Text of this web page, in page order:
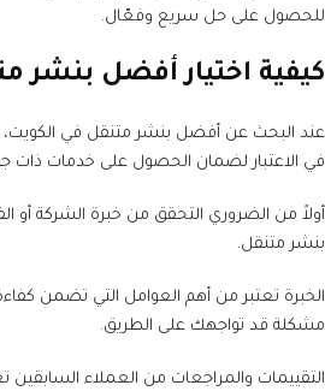
للحصول على حل سريع وفعّال.
كيفية اختيار أفضل بنشر
عند البحث عن أفضل بنشر متنقل في الكويت،
في الاعتبار لضمان الحصول على خدمات ذات
أولاً من الضروري التحقق من خبرة الشركة أو
بنشر متنقل.
الخبرة تعتبر من أهم العوامل التي تضمن
مشكلة قد تواجهك على الطريق.
التقييمات والمراجعات من العملاء